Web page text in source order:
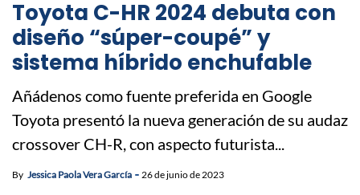
Toyota C-HR 2024 debuta con
diseño “súper-coupé” y
sistema híbrido enchufable
Añádenos como fuente preferida en Google
Toyota presentó la nueva generación de su audaz
crossover CH-R, con aspecto futurista...
By Jessica Paola Vera García 26 de junio de 2023